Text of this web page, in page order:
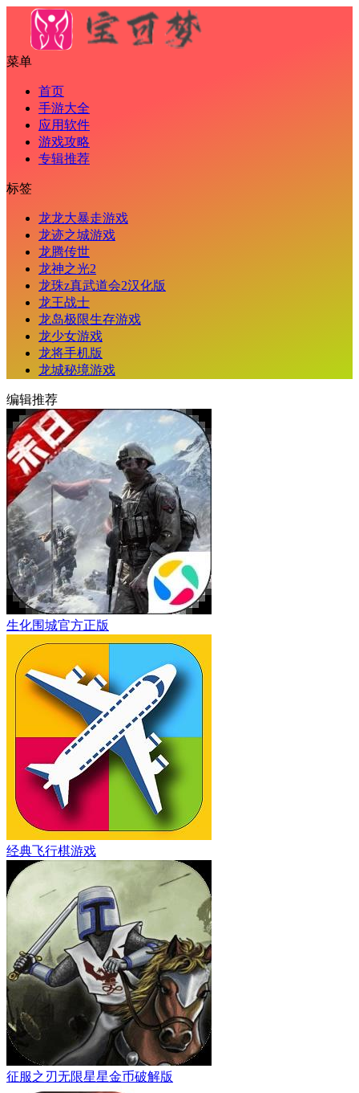
菜单
首页
手游大全
应用软件
游戏攻略
专辑推荐
标签
龙龙大暴走游戏
龙迹之城游戏
龙腾传世
龙神之光2
龙珠z真武道会2汉化版
龙王战士
龙岛极限生存游戏
龙少女游戏
龙将手机版
龙城秘境游戏
编辑推荐
生化围城官方正版
经典飞行棋游戏
征服之刃无限星星金币破解版